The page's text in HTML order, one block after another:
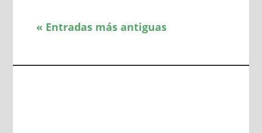
« Entradas más antiguas